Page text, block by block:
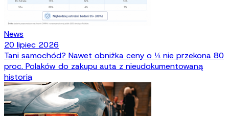
News
20 lipiec 2026
Tani samochód? Nawet obniżka ceny o ⅓ nie przekona 80
proc. Polaków do zakupu auta z nieudokumentowaną
historią